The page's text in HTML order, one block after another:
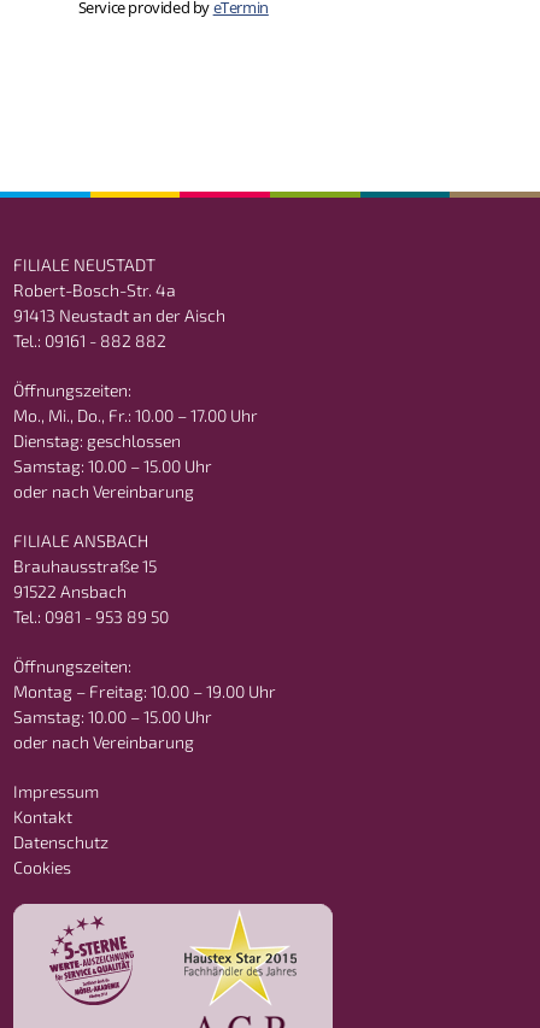
FILIALE NEUSTADT
Robert-Bosch-Str. 4a
91413 Neustadt an der Aisch
Tel.: 09161 - 882 882
Öffnungszeiten:
Mo., Mi., Do., Fr.: 10.00 – 17.00 Uhr
Dienstag: geschlossen
Samstag: 10.00 – 15.00 Uhr
oder nach Vereinbarung
FILIALE ANSBACH
Brauhausstraße 15
91522 Ansbach
Tel.: 0981 - 953 89 50
Öffnungszeiten:
Montag – Freitag: 10.00 – 19.00 Uhr
Samstag: 10.00 – 15.00 Uhr
oder nach Vereinbarung
Impressum
Kontakt
Datenschutz
Cookies